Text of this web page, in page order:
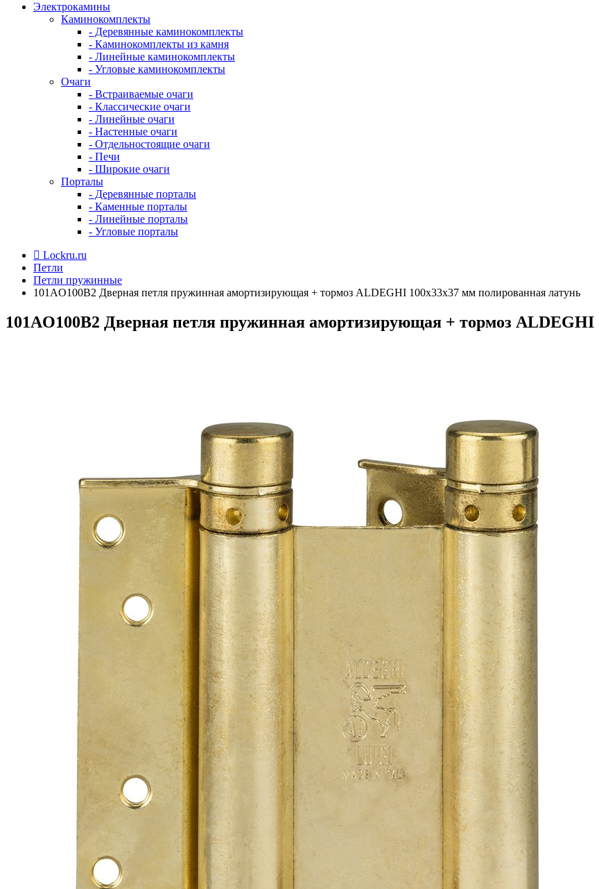
Электрокамины
Каминокомплекты
- Деревянные каминокомплекты
- Каминокомплекты из камня
- Линейные каминокомплекты
- Угловые каминокомплекты
Очаги
- Встраиваемые очаги
- Классические очаги
- Линейные очаги
- Настенные очаги
- Отдельностоящие очаги
- Печи
- Широкие очаги
Порталы
- Деревянные порталы
- Каменные порталы
- Линейные порталы
- Угловые порталы
Lockru.ru
Петли
Петли пружинные
101AO100B2 Дверная петля пружинная амортизирующая + тормоз ALDEGHI 100x33x37 мм полированная латунь
101AO100B2 Дверная петля пружинная амортизирующая + тормоз ALDEGHI